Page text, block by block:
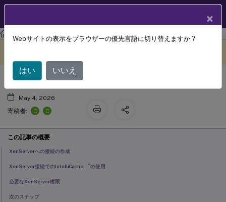
Citrix DaaS
XenServer® への接続
May 4, 2026
寄稿者:
C C
この記事の概要
XenServerへの接続の作成
XenServer接続でのIntelliCache ™の使用
必要なXenServer権限
次のステップ
×
Webサイトの表示をブラウザーの優先言語に切り替えますか ?
はい いいえ